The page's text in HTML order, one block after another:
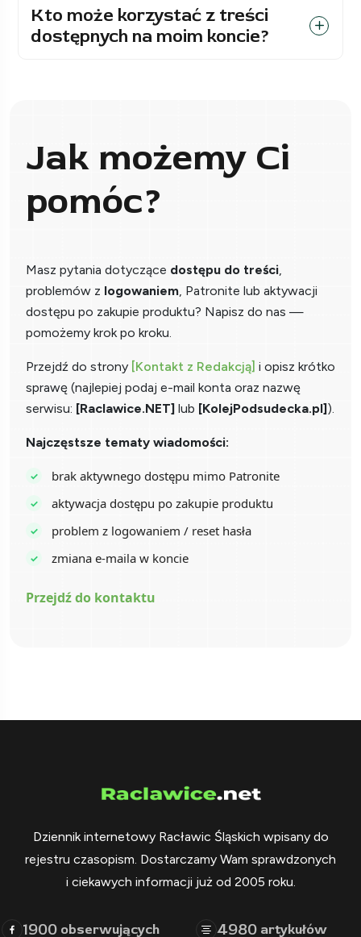
Kto może korzystać z treści
dostępnych na moim koncie?
Jak możemy Ci
pomóc?
Masz pytania dotyczące dostępu do treści,
problemów z logowaniem, Patronite lub aktywacji
dostępu po zakupie produktu? Napisz do nas —
pomożemy krok po kroku.
Przejdź do strony [Kontakt z Redakcją] i opisz krótko
sprawę (najlepiej podaj e-mail konta oraz nazwę
serwisu: [Raclawice.NET] lub [KolejPodsudecka.pl]).
Najczęstsze tematy wiadomości:
brak aktywnego dostępu mimo Patronite
aktywacja dostępu po zakupie produktu
problem z logowaniem / reset hasła
zmiana e-maila w koncie
Przejdź do kontaktu
Dziennik internetowy Racławic Śląskich wpisany do
rejestru czasopism. Dostarczamy Wam sprawdzonych
i ciekawych informacji już od 2005 roku.
1900 obserwujących 4980 artykułów